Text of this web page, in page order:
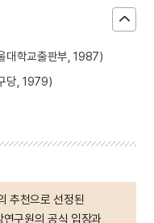
대학교출판부, 1987)
당, 1979)
추천으로 선정된
구원의 공식 입장과